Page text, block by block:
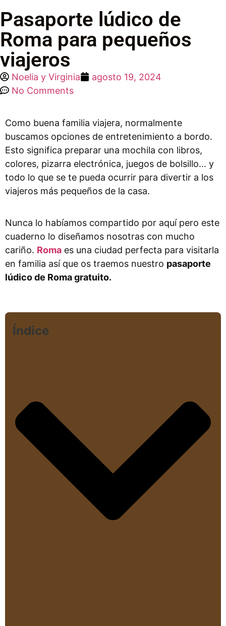
Pasaporte lúdico de
Roma para pequeños
viajeros
Noelia y Virginia
agosto 19, 2024
No Comments
Como buena familia viajera, normalmente
buscamos opciones de entretenimiento a bordo.
Esto significa preparar una mochila con libros,
colores, pizarra electrónica, juegos de bolsillo… y
todo lo que se te pueda ocurrir para divertir a los
viajeros más pequeños de la casa.
Nunca lo habíamos compartido por aquí pero este
cuaderno lo diseñamos nosotras con mucho
cariño. Roma es una ciudad perfecta para visitarla
en familia así que os traemos nuestro pasaporte
lúdico de Roma gratuito.
Índice